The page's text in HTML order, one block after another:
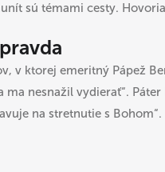
sú témami cesty.
v ktorej emeritný Pápež
ma nesnažil vydierať“.
na stretnutie s Bohom“.